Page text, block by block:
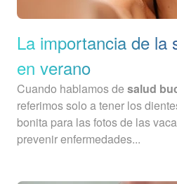
La importancia de la
en verano
Cuando hablamos de salud
referimos solo a tener los
bonita para las fotos de las
prevenir enfermedades...